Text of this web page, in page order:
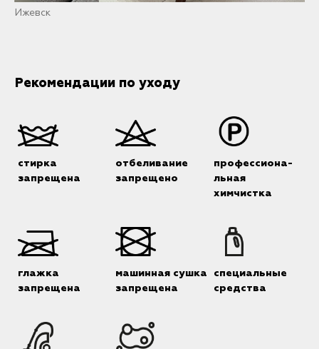
Ижевск
Рекомендации по уходу
стирка
запрещена
отбеливание
запрещено
профессиона-
льная
химчистка
глажка
запрещена
машинная сушка
запрещена
специальные
средства